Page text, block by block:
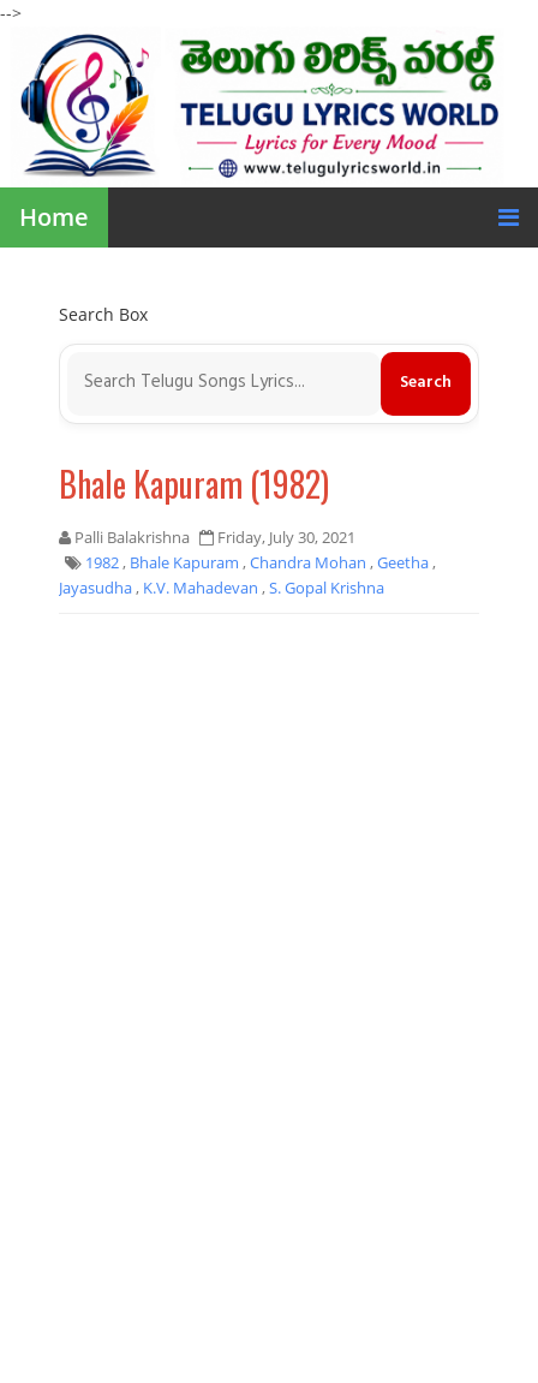
-->
Home
Search Box
Bhale Kapuram (1982)
Palli Balakrishna
Friday, July 30, 2021
1982, Bhale Kapuram ,Chandra Mohan ,Geetha,
Jayasudha, K.V. Mahadevan ,S. Gopal Krishna